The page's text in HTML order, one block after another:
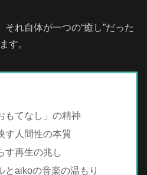
れ自体が一つの“癒し”だった
す。
もてなし」の精神
す人間性の本質
す再生の兆し
とaikoの音楽の温もり